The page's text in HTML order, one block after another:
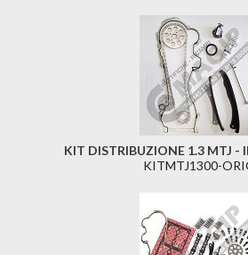
KIT DISTRIBUZIONE 1.3 MTJ -
KITMTJ1300-